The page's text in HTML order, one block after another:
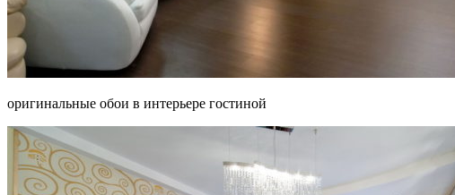
оригинальные обои в интерьере гостиной